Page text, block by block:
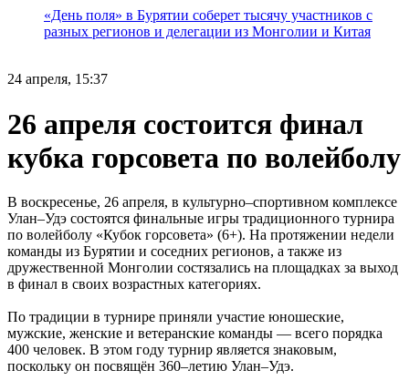
«День поля» в Бурятии соберет тысячу участников с
разных регионов и делегации из Монголии и Китая
24 апреля, 15:37
26 апреля состоится финал
кубка горсовета по волейболу
В воскресенье, 26 апреля, в культурно–спортивном комплексе
Улан–Удэ состоятся финальные игры традиционного турнира
по волейболу «Кубок горсовета» (6+). На протяжении недели
команды из Бурятии и соседних регионов, а также из
дружественной Монголии состязались на площадках за выход
в финал в своих возрастных категориях.
По традиции в турнире приняли участие юношеские,
мужские, женские и ветеранские команды — всего порядка
400 человек. В этом году турнир является знаковым,
поскольку он посвящён 360–летию Улан–Удэ.